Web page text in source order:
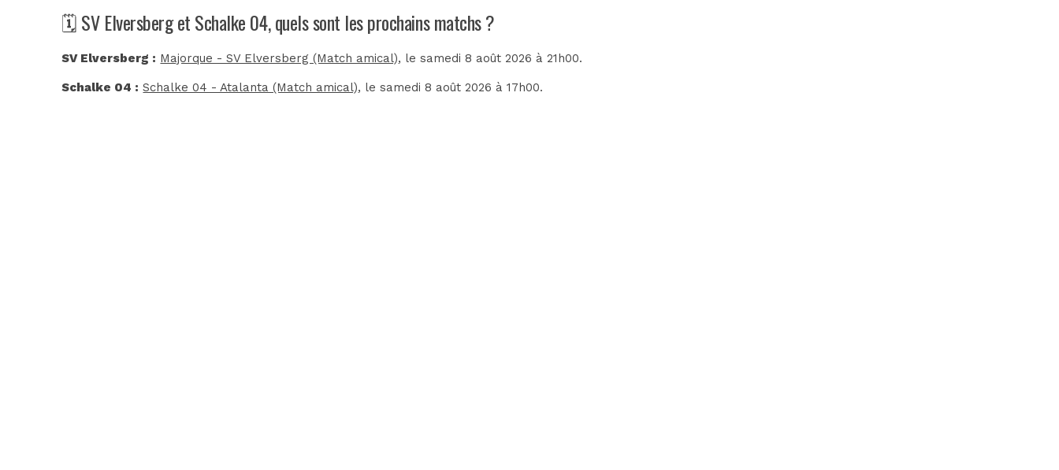
🗓️ SV Elversberg et Schalke 04, quels sont les prochains matchs ?
SV Elversberg : Majorque - SV Elversberg (Match amical), le samedi 8 août 2026 à 21h00.
Schalke 04 : Schalke 04 - Atalanta (Match amical), le samedi 8 août 2026 à 17h00.